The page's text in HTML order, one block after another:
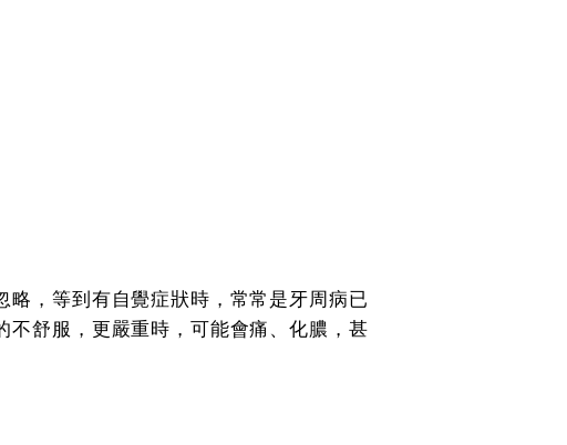
，等到有自覺症狀時，常常是牙周病已
舒服，更嚴重時，可能會痛、化膿，甚